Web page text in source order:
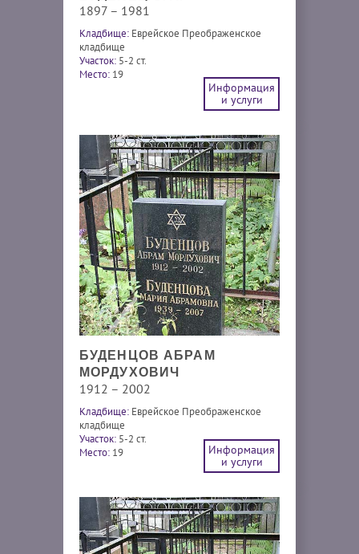
1897 – 1981
Кладбище: Еврейское Преображенское
кладбище
Участок: 5-2 ст.
Место: 19
Информация
и услуги
БУДЕНЦОВ АБРАМ
МОРДУХОВИЧ
1912 – 2002
Кладбище: Еврейское Преображенское
кладбище
Участок: 5-2 ст.
Место: 19
Информация
и услуги